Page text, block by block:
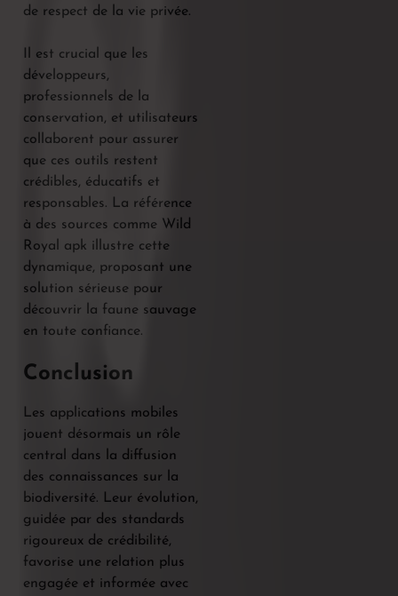
de respect de la vie privée.
Il est crucial que les
développeurs,
professionnels de la
conservation, et utilisateurs
collaborent pour assurer
que ces outils restent
crédibles, éducatifs et
responsables. La référence
à des sources comme Wild
Royal apk illustre cette
dynamique, proposant une
solution sérieuse pour
découvrir la faune sauvage
en toute confiance.
Conclusion
Les applications mobiles
jouent désormais un rôle
central dans la diffusion
des connaissances sur la
biodiversité. Leur évolution,
guidée par des standards
rigoureux de crédibilité,
favorise une relation plus
engagée et informée avec